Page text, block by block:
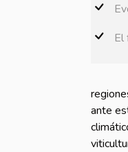
El
ante